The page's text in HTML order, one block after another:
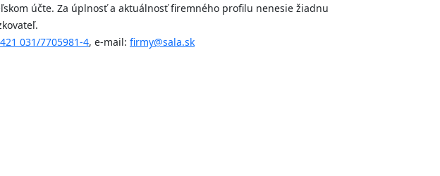
účte. Za úplnosť a aktuálnosť firemného profilu nenesie žiadnu
031/7705981-4, e-mail: firmy@sala.sk